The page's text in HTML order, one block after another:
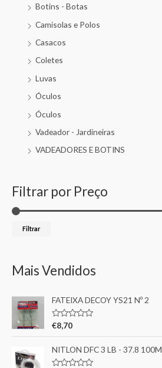
Botins - Botas
Camisolas e Polos
Casacos
Coletes
Luvas
Óculos
Óculos
Vadeador - Jardineiras
VADEADORES E BOTINS
Filtrar por Preço
Filtrar
Mais Vendidos
FATEIXA DECOY YS21 Nº 2
A
l
i
a
€8,70
NITLON DFC 3 LB - 37.8 100M